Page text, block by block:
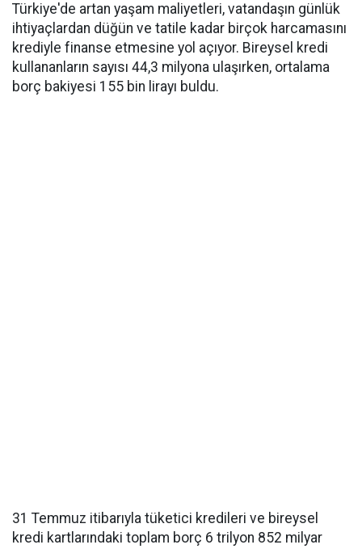
Türkiye'de artan yaşam maliyetleri, vatandaşın günlük
ihtiyaçlardan düğün ve tatile kadar birçok harcamasını
krediyle finanse etmesine yol açıyor. Bireysel kredi
kullananların sayısı 44,3 milyona ulaşırken, ortalama
borç bakiyesi 155 bin lirayı buldu.
31 Temmuz itibarıyla tüketici kredileri ve bireysel
kredi kartlarındaki toplam borç 6 trilyon 852 milyar